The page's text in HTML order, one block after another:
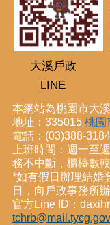
大溪戶政
LINE
本網站為桃園市大
地址：335015 桃園
電話：(03)388-
上班時間：週一至
務不中斷，櫃檯數
*如有假日辦理結婚
日，向戶政事務所
官方Line ID：